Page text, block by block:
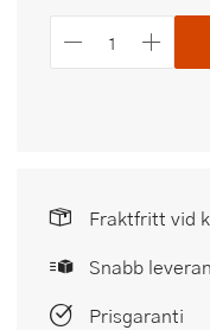
Fraktfritt vid
Snabb
Prisgaranti